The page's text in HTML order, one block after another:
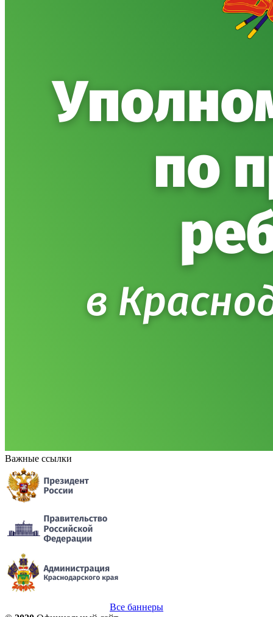
Важные ссылки
Все баннеры